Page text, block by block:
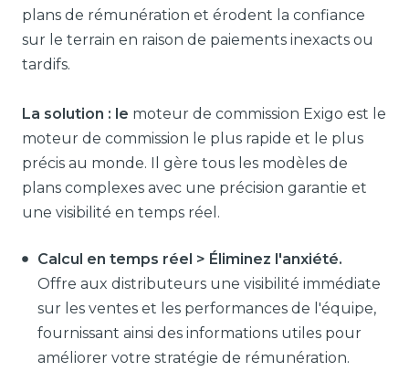
plans de rémunération et érodent la confiance
sur le terrain en raison de paiements inexacts ou
tardifs.
La solution : le moteur de commission Exigo est le
moteur de commission le plus rapide et le plus
précis au monde. Il gère tous les modèles de
plans complexes avec une précision garantie et
une visibilité en temps réel.
Calcul en temps réel > Éliminez l'anxiété.
Offre aux distributeurs une visibilité immédiate
sur les ventes et les performances de l'équipe,
fournissant ainsi des informations utiles pour
améliorer votre stratégie de rémunération.